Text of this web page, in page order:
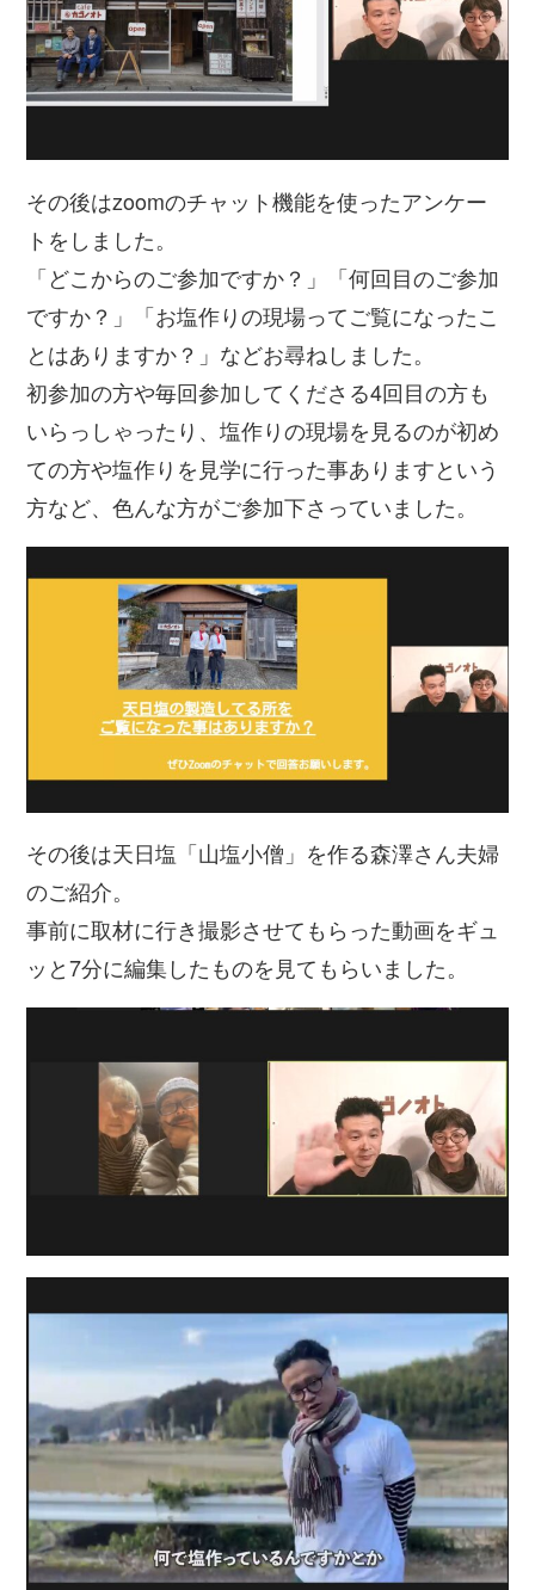
その後はzoomのチャット機能を使ったアンケー
トをしました。
「どこからのご参加ですか？」「何回目のご参加
ですか？」「お塩作りの現場ってご覧になったこ
とはありますか？」などお尋ねしました。
初参加の方や毎回参加してくださる4回目の方も
いらっしゃったり、塩作りの現場を見るのが初め
ての方や塩作りを見学に行った事ありますという
方など、色んな方がご参加下さっていました。
その後は天日塩「山塩小僧」を作る森澤さん夫婦
のご紹介。
事前に取材に行き撮影させてもらった動画をギュ
ッと7分に編集したものを見てもらいました。